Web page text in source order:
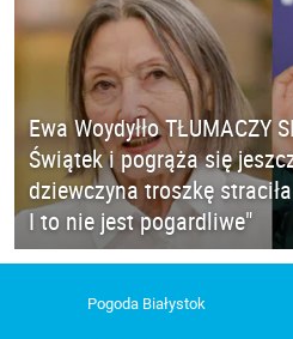
Ewa Woydyłło TŁUMACZY
Świątek i pogrąża się
dziewczyna troszkę
I to nie jest pogardliwe"
Pogoda Białystok